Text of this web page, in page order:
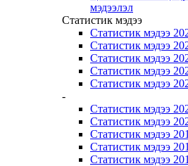
мэдээлэл
Статистик мэдээ
Статистик мэдээ
Статистик мэдээ
Статистик мэдээ
Статистик мэдээ
Статистик мэдээ
-
Статистик мэдээ
Статистик мэдээ
Статистик мэдээ
Статистик мэдээ
Статистик мэдээ